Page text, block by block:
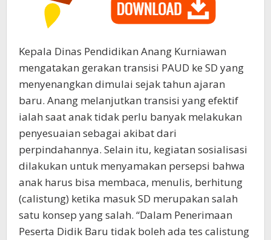
Kepala Dinas Pendidikan Anang Kurniawan
mengatakan gerakan transisi PAUD ke SD yang
menyenangkan dimulai sejak tahun ajaran
baru. Anang melanjutkan transisi yang efektif
ialah saat anak tidak perlu banyak melakukan
penyesuaian sebagai akibat dari
perpindahannya. Selain itu, kegiatan sosialisasi
dilakukan untuk menyamakan persepsi bahwa
anak harus bisa membaca, menulis, berhitung
(calistung) ketika masuk SD merupakan salah
satu konsep yang salah. “Dalam Penerimaan
Peserta Didik Baru tidak boleh ada tes calistung